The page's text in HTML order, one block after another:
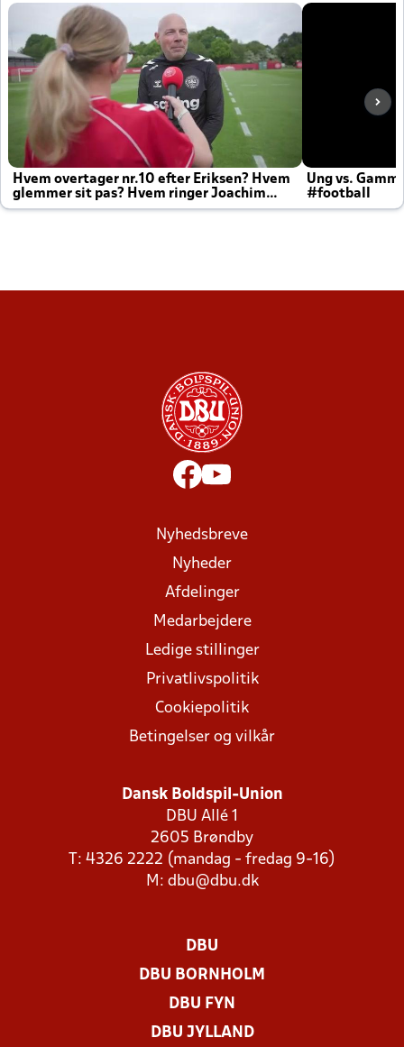
Hvem overtager nr.10 efter Eriksen? Hvem
glemmer sit pas? Hvem ringer Joachim
altid til efter kampe?
Ung vs.
#football
Nyhedsbreve
Nyheder
Afdelinger
Medarbejdere
Ledige stillinger
Privatlivspolitik
Cookiepolitik
Betingelser og vilkår
Dansk Boldspil-Union
DBU Allé 1
2605 Brøndby
T: 4326 2222 (mandag - fredag 9-16)
M: dbu@dbu.dk
DBU
DBU BORNHOLM
DBU FYN
DBU JYLLAND